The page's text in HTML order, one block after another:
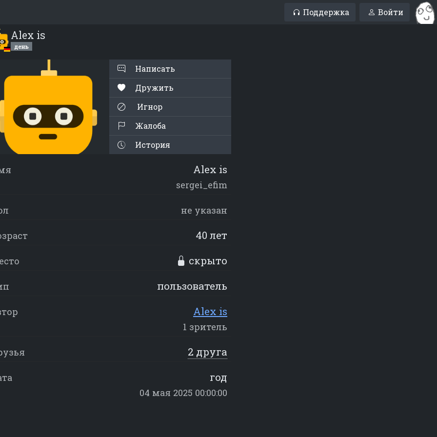
Поддержка Войти
Alex is
день
Написать
Дружить
Игнор
Жалоба
История
Alex is
sergei_efim
не указан
40 лет
скрыто
пользователь
Alex is
1 зритель
2 друга
год
04 мая 2025 00:00:00